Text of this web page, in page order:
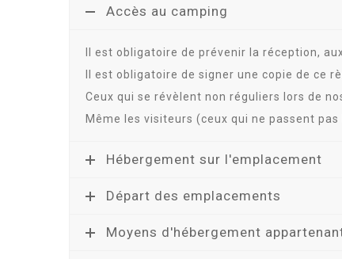
Accès au camping
Il est obligatoire de prévenir la réception,
Il est obligatoire de signer une copie de ce
Ceux qui se révèlent non réguliers lors de
Même les visiteurs (ceux qui ne passent
Hébergement sur l'emplacement
Départ des emplacements
Moyens d'hébergement